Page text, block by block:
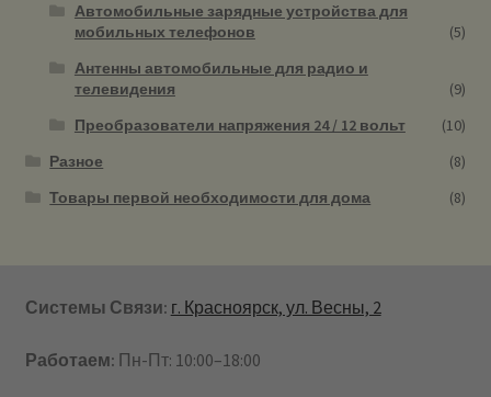
Автомобильные зарядные устройства для
мобильных телефонов
(5)
Антенны автомобильные для радио и
телевидения
(9)
Преобразователи напряжения 24 / 12 вольт
(10)
Разное
(8)
Товары первой необходимости для дома
(8)
Системы Связи: г. Красноярск, ул. Весны, 2
Работаем: Пн-Пт: 10:00–18:00